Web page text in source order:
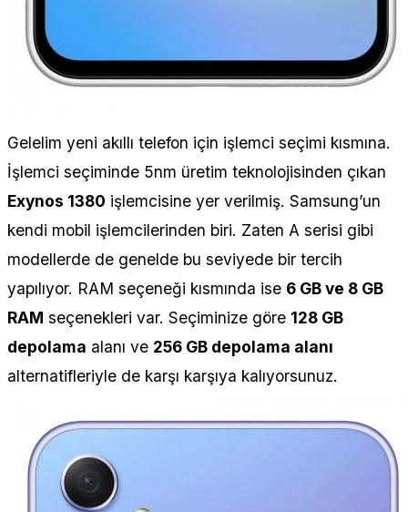
Gelelim yeni akıllı telefon için işlemci seçimi kısmına.
İşlemci seçiminde 5nm üretim teknolojisinden çıkan
Exynos 1380 işlemcisine yer verilmiş. Samsung’un
kendi mobil işlemcilerinden biri. Zaten A serisi gibi
modellerde de genelde bu seviyede bir tercih
yapılıyor. RAM seçeneği kısmında ise 6 GB ve 8 GB
RAM seçenekleri var. Seçiminize göre 128 GB
depolama alanı ve 256 GB depolama alanı
alternatifleriyle de karşı karşıya kalıyorsunuz.